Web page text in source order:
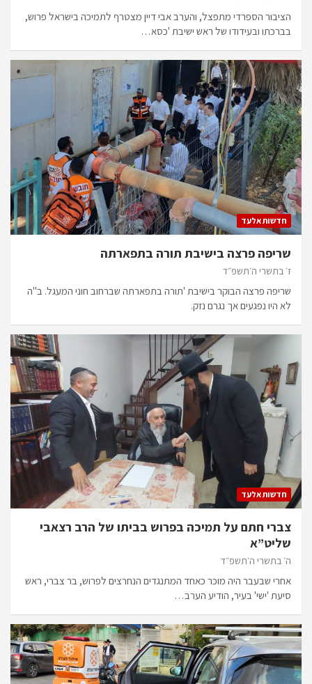
הציבור הספרדי מתפצל, והערב אבי דיין מצטרף לתמיכה בישראל פרוש,
בברכתו ובעידודו של ראש ישיבת 'כסא…
חדשות אלעד
שריפה פרצה בישיבת תורה בתפארתה
ז׳ בתשרי ה׳תשפ״ד
שריפה פרצה הבוקר בישיבת 'תורה בתפארתה שברחוב חוני המעגל. ב"ה
לא היו נפגעים אך נגרם נזק.
חדשות אלעד
צברי חתם על תמיכה בפרוש בביתו של הרב רצאבי
שליט”א
ה׳ בתשרי ה׳תשפ״ד
אחרי שבעבר היה מוכר כאחד המתנגדים הנחרצים לפרוש, בר צברי, ראש
סיעת 'ישי' בעיר, הודיע הערב…